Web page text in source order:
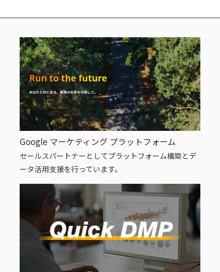
Google マーケティング プラットフォーム
セールスパートナーとしてプラットフォーム構築とデ
ータ活用支援を行っています。